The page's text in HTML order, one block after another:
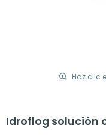
Haz clic
Idroflog solución